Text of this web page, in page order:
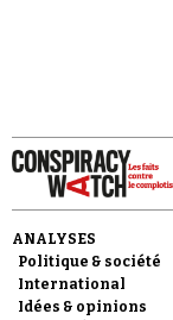
ANALYSES
Politique & société
International
Idées & opinions